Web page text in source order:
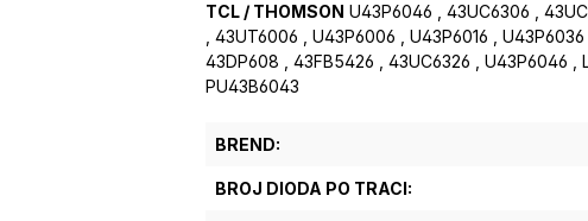
TCL / THOMSON U43P6046 , 43UC6306 ,
, 43UT6006 , U43P6006 , U43P6016 ,
43DP608 , 43FB5426 , 43UC6326 , U43P6046 ,
PU43B6043
BREND:
BROJ DIODA PO TRACI: